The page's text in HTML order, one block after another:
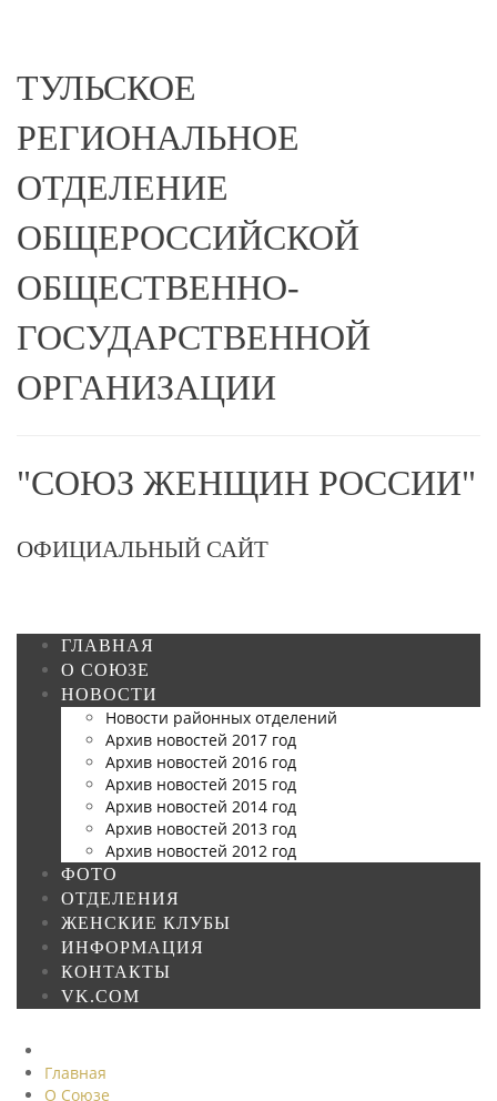
ТУЛЬСКОЕ
РЕГИОНАЛЬНОЕ
ОТДЕЛЕНИЕ
ОБЩЕРОССИЙСКОЙ
ОБЩЕСТВЕННО-
ГОСУДАРСТВЕННОЙ
ОРГАНИЗАЦИИ
"СОЮЗ ЖЕНЩИН РОССИИ"
ОФИЦИАЛЬНЫЙ САЙТ
ГЛАВНАЯ
О СОЮЗЕ
НОВОСТИ
Новости районных отделений
Архив новостей 2017 год
Архив новостей 2016 год
Архив новостей 2015 год
Архив новостей 2014 год
Архив новостей 2013 год
Архив новостей 2012 год
ФОТО
ОТДЕЛЕНИЯ
ЖЕНСКИЕ КЛУБЫ
ИНФОРМАЦИЯ
КОНТАКТЫ
VK.COM
Главная
О Союзе